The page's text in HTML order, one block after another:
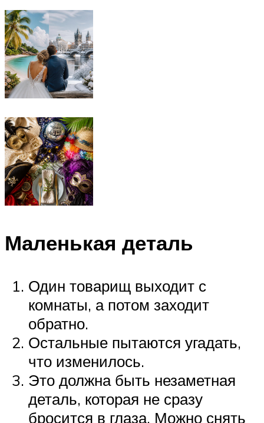
Маленькая деталь
Один товарищ выходит с
комнаты, а потом заходит
обратно.
Остальные пытаются угадать,
что изменилось.
Это должна быть незаметная
деталь, которая не сразу
бросится в глаза. Можно снять